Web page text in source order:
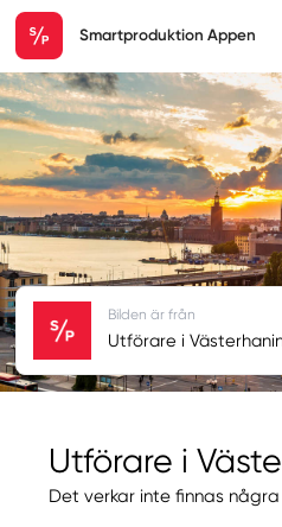
Smartproduktion Appen
Utförare i
Det verkar inte finnas
Bilden är från
Utförare i